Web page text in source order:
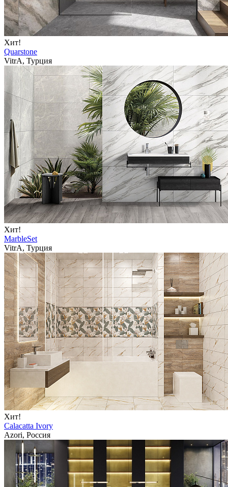
Хит!
Quarstone
VitrA, Турция
Хит!
MarbleSet
VitrA, Турция
Хит!
Calacatta Ivory
Azori, Россия